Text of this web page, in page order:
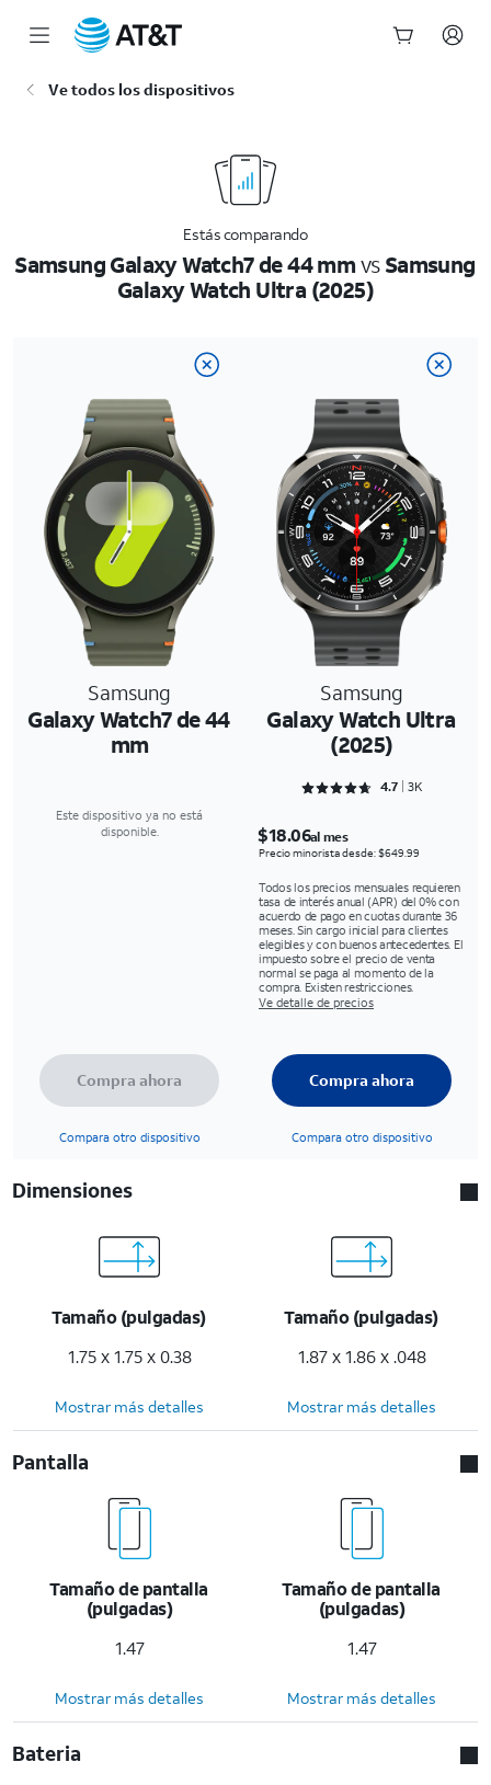
Ve todos los dispositivos
Estás comparando
Samsung Galaxy Watch7 de 44 mmvsSamsung
Galaxy Watch Ultra (2025)
Samsung
Galaxy Watch7 de 44
mm
Samsung
Galaxy Watch Ultra
(2025)
Rated 4.7303 out of 5
4.7 3K
Este dispositivo ya no está
disponible.
$18.06al mes
Precio minorista desde: $649.99
Todos los precios mensuales requieren
tasa de interés anual (APR) del 0% con
acuerdo de pago en cuotas durante 36
meses. Sin cargo inicial para clientes
elegibles y con buenos antecedentes. El
impuesto sobre el precio de venta
normal se paga al momento de la
compra. Existen restricciones.
Ve detalle de precios
Compra ahora
Compara otro dispositivo
Compra ahora
Compara otro dispositivo
Dimensiones
Tamaño (pulgadas)
1.75 x 1.75 x 0.38
Tamaño (pulgadas)
1.87 x 1.86 x .048
Mostrar más detalles Mostrar más detalles
Pantalla
Tamaño de pantalla
(pulgadas)
1.47
Tamaño de pantalla
(pulgadas)
1.47
Mostrar más detalles Mostrar más detalles
Bateria